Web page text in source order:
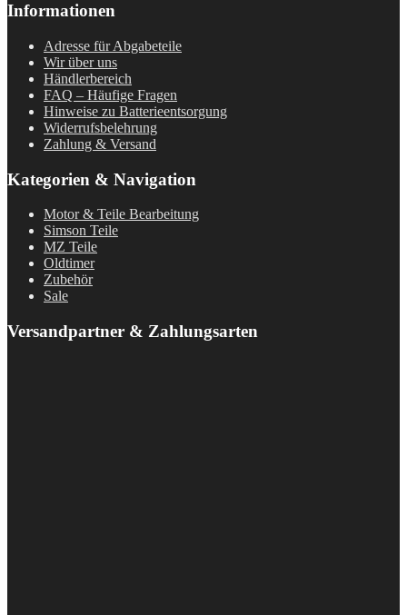
Informationen
Adresse für Abgabeteile
Wir über uns
Händlerbereich
FAQ – Häufige Fragen
Hinweise zu Batterieentsorgung
Widerrufsbelehrung
Zahlung & Versand
Kategorien & Navigation
Motor & Teile Bearbeitung
Simson Teile
MZ Teile
Oldtimer
Zubehör
Sale
Versandpartner & Zahlungsarten